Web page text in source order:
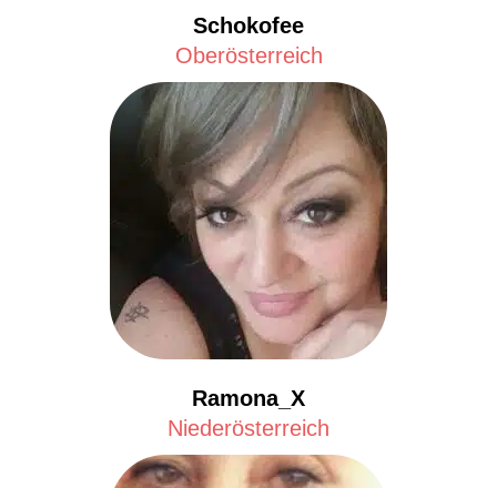
Schokofee
Oberösterreich
Ramona_X
Niederösterreich